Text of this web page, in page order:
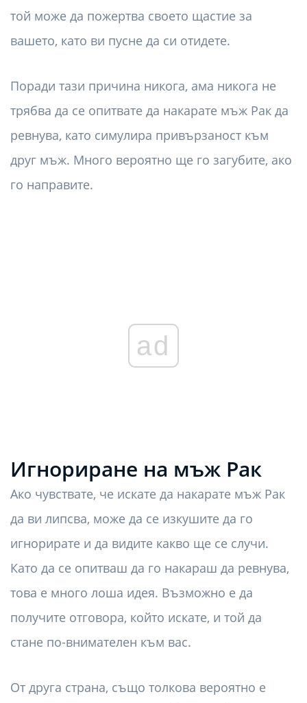
той може да пожертва своето щастие за
вашето, като ви пусне да си отидете.
Поради тази причина никога, ама никога не
трябва да се опитвате да накарате мъж Рак да
ревнува, като симулира привързаност към
друг мъж. Много вероятно ще го загубите, ако
го направите.
ad
Игнориране на мъж Рак
Ако чувствате, че искате да накарате мъж Рак
да ви липсва, може да се изкушите да го
игнорирате и да видите какво ще се случи.
Като да се опитваш да го накараш да ревнува,
това е много лоша идея. Възможно е да
получите отговора, който искате, и той да
стане по-внимателен към вас.
От друга страна, също толкова вероятно е